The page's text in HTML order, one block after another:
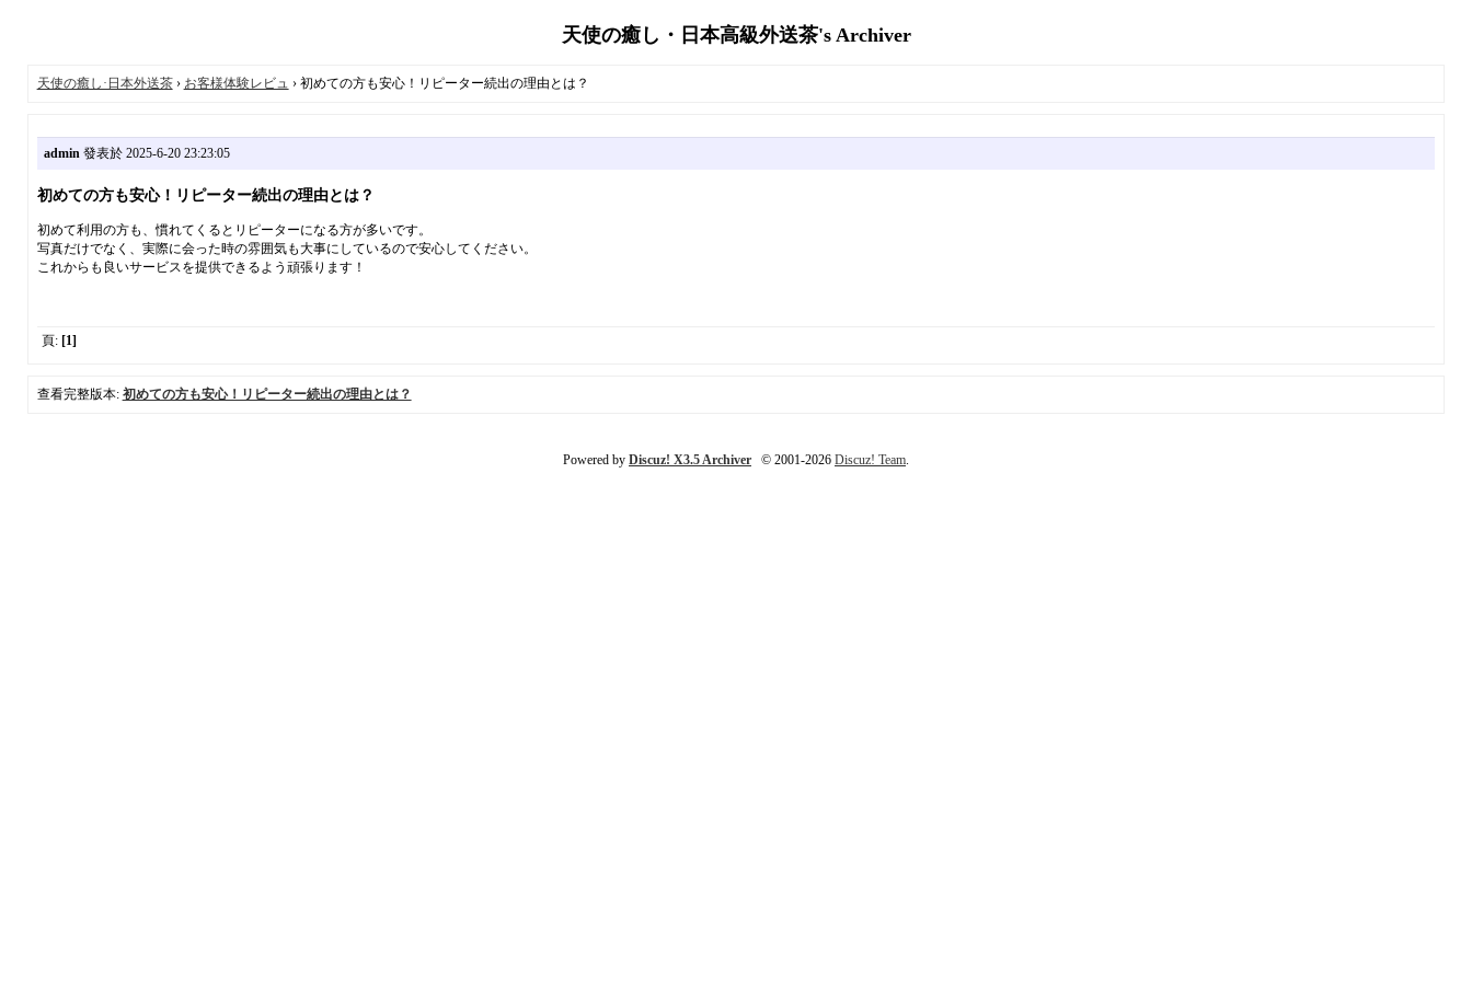
天使の癒し・日本高級外送茶's Archiver
天使の癒し·日本外送茶› お客様体験レビュ › 初めての方も安心！リピーター続出の理由とは？
admin發表於 2025-6-20 23:23:05
初めての方も安心！リピーター続出の理由とは？
初めて利用の方も、慣れてくるとリピーターになる方が多いです。
写真だけでなく、実際に会った時の雰囲気も大事にしているので安心してください。
これからも良いサービスを提供できるよう頑張ります！
頁: [1]
查看完整版本: 初めての方も安心！リピーター続出の理由とは？
Powered by Discuz! X3.5 Archiver © 2001-2026 Discuz! Team.